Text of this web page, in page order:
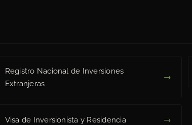
Registro Nacional de Inversiones
Extranjeras
→
Visa de Inversionista y Residencia →